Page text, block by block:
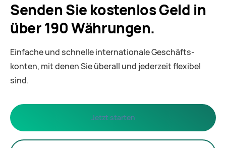
Senden Sie kostenlos Geld in
über 190 Währungen.
Einfache und schnelle internationale Geschäfts­
konten, mit denen Sie überall und jederzeit flexibel
sind.
Jetzt starten